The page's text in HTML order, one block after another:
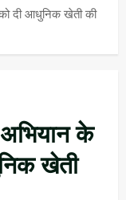
दी आधुनिक खेती की
के
खेती